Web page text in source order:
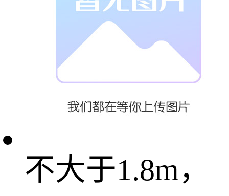
0.6m；
2、造波池的游
不大于1.8m，